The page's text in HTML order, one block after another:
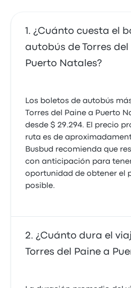
¿Cuánto cuesta el
autobús de Torres del
Puerto Natales?
Los boletos de autobús
Torres del Paine a Puerto
desde $ 29.294. El precio
ruta es de
Busbud recomienda que
con anticipación para
oportunidad de obtener el
posible.
¿Cuánto dura el
Torres del Paine a